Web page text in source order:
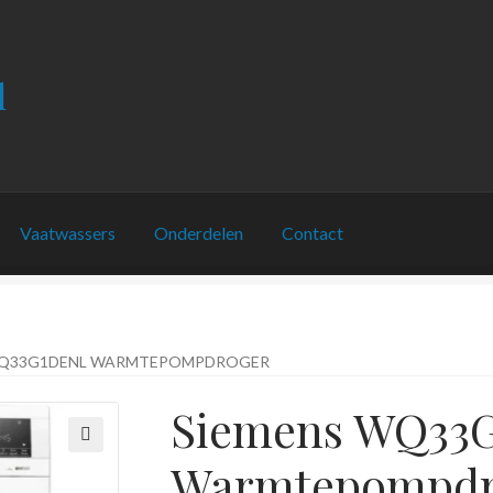
Vaatwassers Onderdelen Contact
WARMTEPOMPDROGER
Siemens